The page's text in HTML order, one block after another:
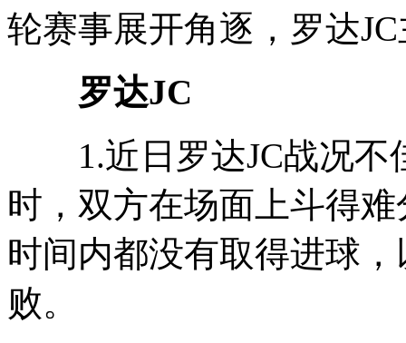
轮赛事展开角逐，罗达
罗达JC
1.近日罗达JC战况不
时，双方在场面上斗得
时间内都没有取得进球
败。